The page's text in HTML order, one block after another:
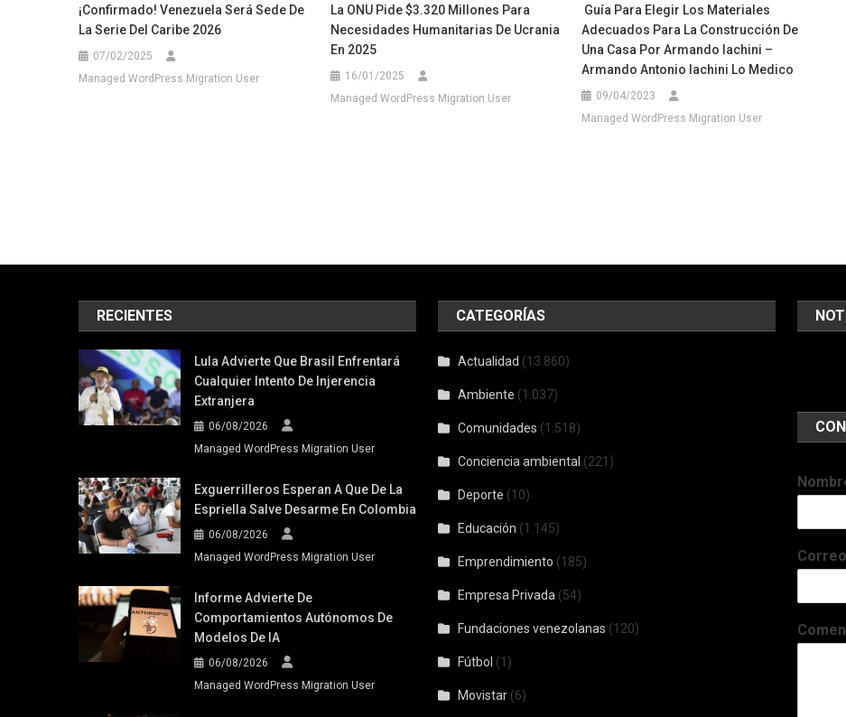
¡Confirmado! Venezuela Será Sede De
La Serie Del Caribe 2026
07/02/2025
Managed WordPress Migration User
La ONU Pide $3.320 Millones Para
Necesidades Humanitarias De Ucrania
En 2025
16/01/2025
Managed WordPress Migration User
Guía Para Elegir Los Materiales
Adecuados Para La Construcción De
Una Casa Por Armando Iachini –
Armando Antonio Iachini Lo Medico
09/04/2023
Managed WordPress Migration User
RECIENTES
Lula Advierte Que Brasil Enfrentará
Cualquier Intento De Injerencia
Extranjera
06/08/2026
Managed WordPress Migration User
Exguerrilleros Esperan A Que De La
Espriella Salve Desarme En Colombia
06/08/2026
Managed WordPress Migration User
Informe Advierte De
Comportamientos Autónomos De
Modelos De IA
06/08/2026
Managed WordPress Migration User
CATEGORÍAS
Actualidad (13.860)
Ambiente (1.037)
Comunidades (1.518)
Conciencia ambiental (221)
Deporte (10)
Educación (1.145)
Emprendimiento (185)
Empresa Privada (54)
Fundaciones venezolanas (120)
Fútbol (1)
Movistar (6)